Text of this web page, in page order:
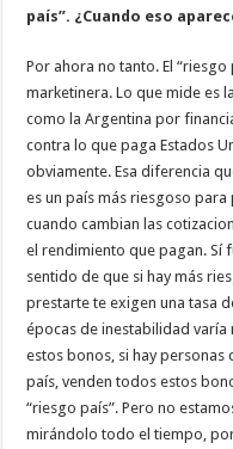
país”. ¿Cuando eso
Por ahora no tanto. El
marketinera. Lo que mide es
como la Argentina por
contra lo que paga Estados
obviamente. Esa diferencia
es un país más riesgoso
cuando cambian las
el rendimiento que pagan. Sí
sentido de que si hay más
prestarte te exigen una tasa
épocas de inestabilidad
estos bonos, si hay personas
país, venden todos estos
“riesgo país”. Pero no
mirándolo todo el tiempo,